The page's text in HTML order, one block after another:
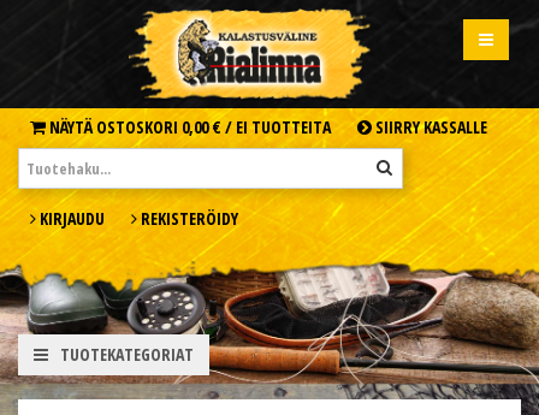
NÄYTÄ OSTOSKORI 0,00 € / EI TUOTTEITA SIIRRY KASSALLE
KIRJAUDU REKISTERÖIDY
TUOTEKATEGORIAT